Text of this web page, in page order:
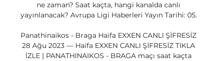
ne zaman? Saat kaçta, hangi kanalda canlı
yayınlanacak? Avrupa Ligi Haberleri Yayın Tarihi: 05.
Panathinaikos - Braga Haifa EXXEN CANLI ŞİFRESİZ
28 Ağu 2023 — Haifa EXXEN CANLI ŞİFRESİZ TIKLA
İZLE | PANATHINAIKOS - BRAGA maçı saat kaçta